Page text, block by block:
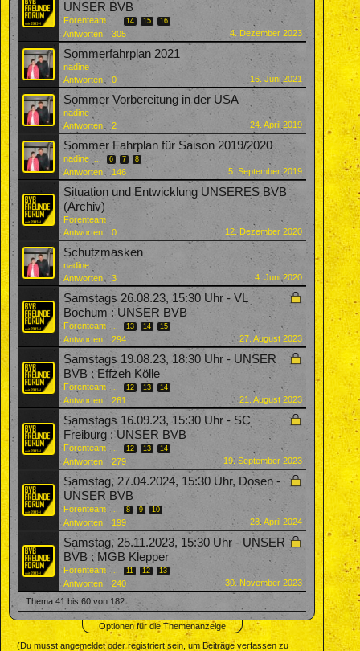
UNSER BVB
Forenteam ... 14 15 16
Antworten: 305 4. Dezember 2023
Sommerfahrplan 2021
nadine
Antworten:
0 16. Juni 2021
Sommer Vorbereitung in der USA
nadine
Antworten:
2 24. April 2019
Sommer Fahrplan für Saison 2019/2020
nadine ... 6 7 8
Antworten: 146 5. September 2019
Situation und Entwicklung UNSERES BVB
(Archiv)
Forenteam
Antworten:
0 12. Dezember 2020
Schutzmasken
nadine
Antworten:
3 4. Juni 2020
Samstags 26.08.23, 15:30 Uhr - VL
Bochum : UNSER BVB
Forenteam ... 13 14 15
Antworten: 294 27. August 2023
Samstags 19.08.23, 18:30 Uhr - UNSER
BVB : Effzeh Kölle
Forenteam ... 12 13 14
Antworten: 261 21. August 2023
Samstags 16.09.23, 15:30 Uhr - SC
Freiburg : UNSER BVB
Forenteam ... 12 13 14
Antworten: 279 19. September 2023
Samstag, 27.04.2024, 15:30 Uhr, Dosen -
UNSER BVB
Forenteam ... 8 9 10
Antworten: 199 28. April 2024
Samstag, 25.11.2023, 15:30 Uhr - UNSER
BVB : MGB Klepper
Forenteam ... 11 12 13
Antworten: 240
30. November 2023
Thema 41 bis 60 von 182
Optionen für die Themenanzeige
(Du musst angemeldet oder registriert sein, um Beiträge verfassen zu